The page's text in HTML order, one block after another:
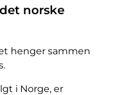
norske
henger sammen
i Norge, er